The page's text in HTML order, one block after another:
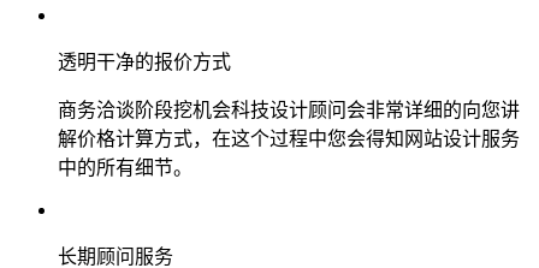
透明干净的报价方式
商务洽谈阶段挖机会科技设计顾问会非常详细的向您讲
解价格计算方式，在这个过程中您会得知网站设计服务
中的所有细节。
长期顾问服务